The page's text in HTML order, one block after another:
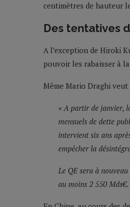
centimètres de hauteur
Des tentatives
A l’exception de Hiroki
pouvoir les rabaisser à
Même Mario Draghi
« A partir de janvier,
mensuels de dette
intervient six ans
empêcher la
Le QE sera à
au moins 2 550 Mds€.